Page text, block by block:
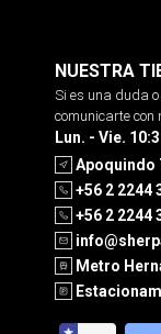
NUESTRA
Si es una duda
comunicarte con
Lun. - Vie.
Apoquindo
+56 2 2244
+56 2 2244
Metro